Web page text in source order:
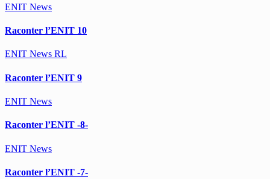
ENIT News
Raconter l’ENIT 10
ENIT News RL
Raconter l’ENIT 9
ENIT News
Raconter l’ENIT -8-
ENIT News
Raconter l’ENIT -7-